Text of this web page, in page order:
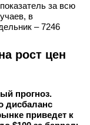
за всю
в
– 7246
рост цен
прогноз.
дисбаланс
приведет к